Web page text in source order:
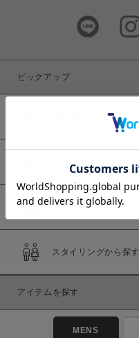
商品タイプ
通常商品
ピックアップ
予約商品
スタイリングから探す
アイテムを探す
MENS